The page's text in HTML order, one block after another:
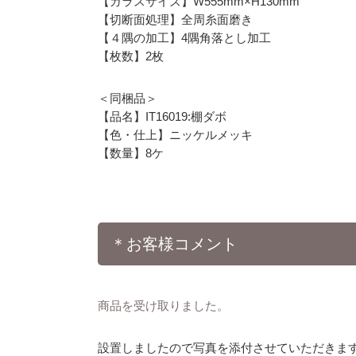
【切断面処理】全周糸面磨き
【４隅の加工】4隅角落とし加工
【枚数】2枚
＜同梱品＞
【品名】IT16019:棚ダボ
【色・仕上】ニッケルメッキ
【数量】8ケ
＊お客様コメント
商品を受け取りました。
設置しましたので写真を添付させていただきま